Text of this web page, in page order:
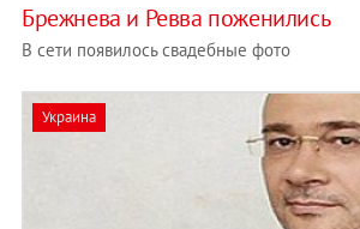
Брежнева и Ревва поженились
В сети появилось свадебные фото
Украина